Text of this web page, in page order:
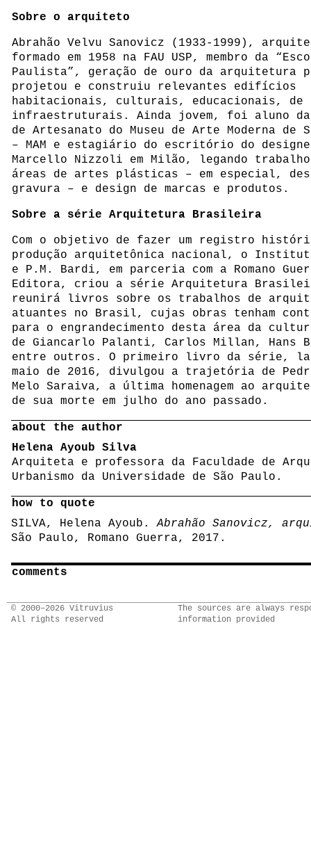
Sobre o arquiteto
Abrahão Velvu Sanovicz (1933-1999),
formado em 1958 na FAU USP, membro da
Paulista”, geração de ouro da arquitetura
projetou e construiu relevantes edifícios
habitacionais, culturais, educacionais, de
infraestruturais. Ainda jovem, foi aluno da
de Artesanato do Museu de Arte Moderna de
– MAM e estagiário do escritório do
Marcello Nizzoli em Milão, legando
áreas de artes plásticas – em especial,
gravura – e design de marcas e produtos.
Sobre a série Arquitetura Brasileira
Com o objetivo de fazer um registro
produção arquitetônica nacional, o
e P.M. Bardi, em parceria com a Romano
Editora, criou a série Arquitetura
reunirá livros sobre os trabalhos de
atuantes no Brasil, cujas obras tenham
para o engrandecimento desta área da
de Giancarlo Palanti, Carlos Millan, Hans
entre outros. O primeiro livro da série,
maio de 2016, divulgou a trajetória de
Melo Saraiva, a última homenagem ao
de sua morte em julho do ano passado.
about the author
Helena Ayoub Silva
Arquiteta e professora da Faculdade de
Urbanismo da Universidade de São Paulo.
how to quote
SILVA, Helena Ayoub.Abrahão Sanovicz,
São Paulo, Romano Guerra, 2017.
comments
© 2000–2026 Vitruvius
All rights reserved
The sources are always
information provided